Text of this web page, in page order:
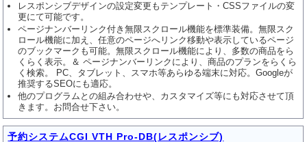
レスポンシブデザインの設定変更もテンプレート・CSSファイルの変
更にて可能です。
ページナンバーリンク付き無限スクロール機能を標準装備。無限スク
ロール機能に加え、任意のページへリンク移動や表示しているページ
のブックマークも可能。無限スクロール機能により、多数の商品をら
くらく表示。＆ ページナンバーリンクにより、商品のプランをらくら
く検索。 PC、タブレット、スマホ等あらゆる端末に対応。Googleが
推奨するSEOにも適応。
他のプログラムとの組み合わせや、カスタマイズ等にも対応させて頂
きます。お問合せ下さい。
予約システムCGI VTH Pro-DB(レスポンシブ)